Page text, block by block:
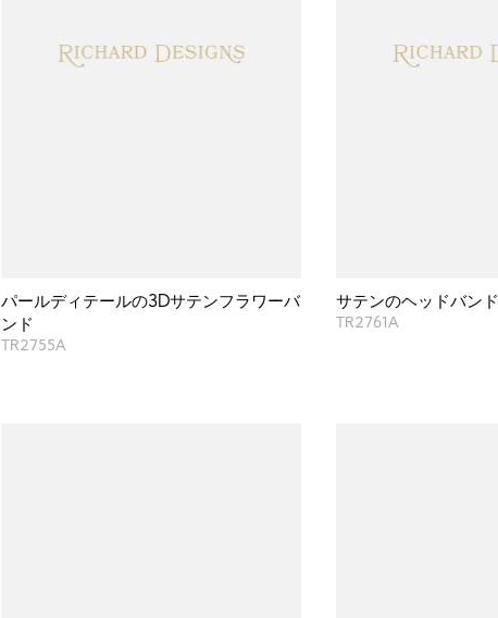
パールディテールの3Dサテンフラワーバ
ンド
TR2755A
サテンのヘッドバンド
TR2761A